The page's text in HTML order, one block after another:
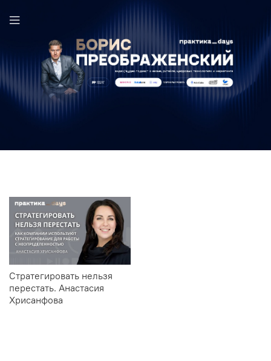
Стратегировать нельзя
перестать. Анастасия
Хрисанфова